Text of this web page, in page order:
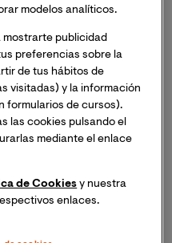
la primera edición
con el
una formación
Internacional de
, y que tiene
de
y otros
permitiendo
sociales y de
modelos analíticos.
mostrarte publicidad
preferencias sobre la
de tus hábitos de
visitadas) y la información
formularios de cursos).
las cookies pulsando el
mediante el enlace
de Cookies y nuestra
enlaces.